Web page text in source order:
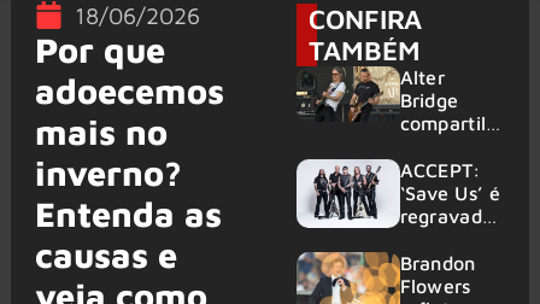
18/06/2026
Por que
adoecemos
mais no
inverno?
Entenda as
causas e
CONFIRA
TAMBÉM
Alter
Bridge
compartilh
vivo de
“Fortress”
gravada
am Ring
2026
ACCEPT:
‘Save Us’ é
regravada
membros
do GHOST
Brandon
Flowers